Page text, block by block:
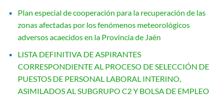
Plan especial de cooperación para la recuperación de las
zonas afectadas por los fenómenos meteorológicos
adversos acaecidos en la Provincia de Jaén
LISTA DEFINITIVA DE ASPIRANTES
CORRESPONDIENTE AL PROCESO DE SELECCIÓN DE
PUESTOS DE PERSONAL LABORAL INTERINO,
ASIMILADOS AL SUBGRUPO C2 Y BOLSA DE EMPLEO